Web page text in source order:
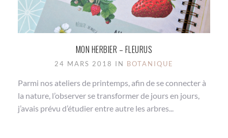
MON HERBIER – FLEURUS
24 MARS 2018 IN BOTANIQUE
Parmi nos ateliers de printemps, afin de se connecter à
la nature, l’observer se transformer de jours en jours,
j’avais prévu d’étudier entre autre les arbres...